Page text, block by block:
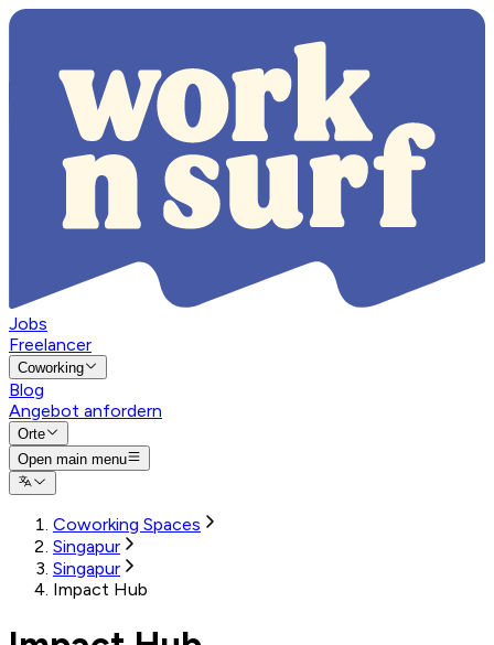
Jobs
Freelancer
Coworking
Blog
Angebot anfordern
Orte
Open main menu
Coworking Spaces
Singapur
Singapur
Impact Hub